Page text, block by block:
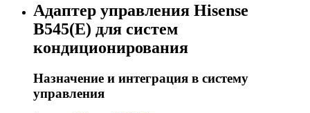
Адаптер управления Hisense
B545(E) для систем
кондиционирования
Назначение и интеграция в систему
управления